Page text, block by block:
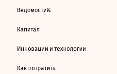
Ведомости&
Капитал
Инновации и технологии
Как потратить